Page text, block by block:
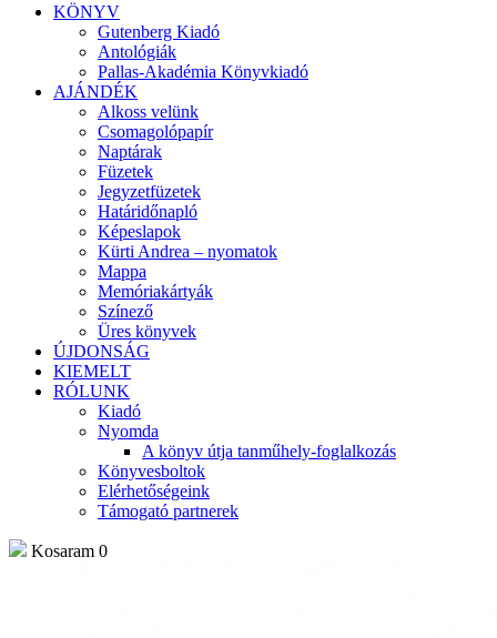
KÖNYV
Gutenberg Kiadó
Antológiák
Pallas-Akadémia Könyvkiadó
AJÁNDÉK
Alkoss velünk
Csomagolópapír
Naptárak
Füzetek
Jegyzetfüzetek
Határidőnapló
Képeslapok
Kürti Andrea – nyomatok
Mappa
Memóriakártyák
Színező
Üres könyvek
ÚJDONSÁG
KIEMELT
RÓLUNK
Kiadó
Nyomda
A könyv útja tanműhely-foglalkozás
Könyvesboltok
Elérhetőségeink
Támogató partnerek
Kosaram 0